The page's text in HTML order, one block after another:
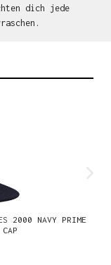
dich jede
2000 NAVY PRIME